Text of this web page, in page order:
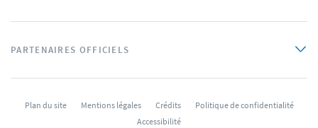
PARTENAIRES OFFICIELS
Plan du site Mentions légales Crédits
Politique de confidentialité
Accessibilité